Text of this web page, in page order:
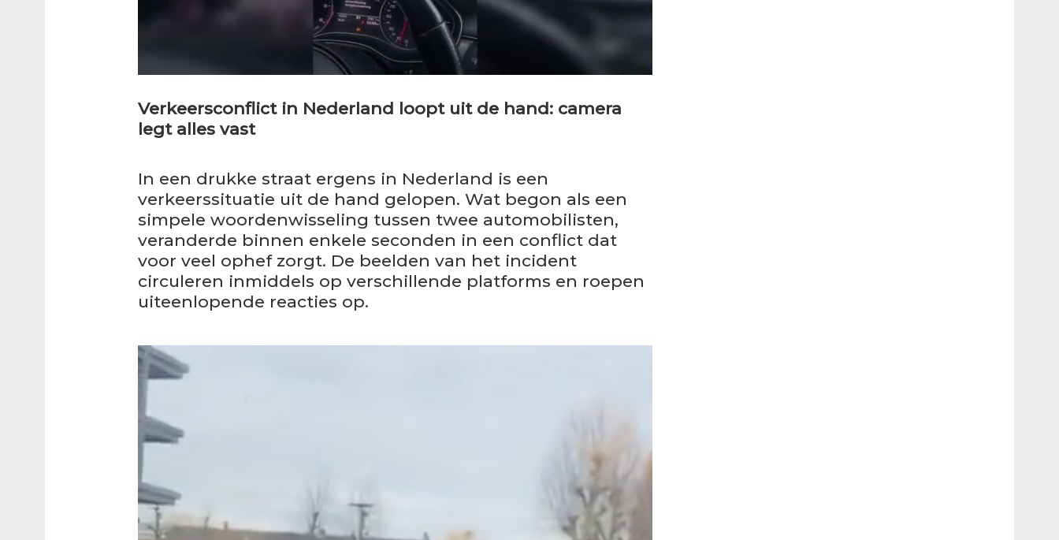
Verkeersconflict in Nederland loopt uit de hand: camera
legt alles vast
In een drukke straat ergens in Nederland is een
verkeerssituatie uit de hand gelopen. Wat begon als een
simpele woordenwisseling tussen twee automobilisten,
veranderde binnen enkele seconden in een conflict dat
voor veel ophef zorgt. De beelden van het incident
circuleren inmiddels op verschillende platforms en roepen
uiteenlopende reacties op.